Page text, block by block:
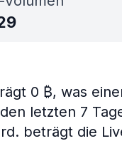
0 ₿, was
letzten 7
beträgt die